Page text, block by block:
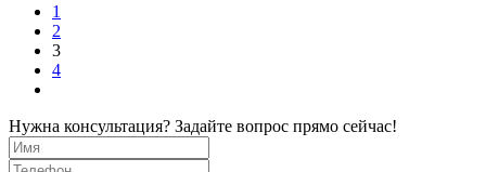
1
2
3
4
Нужна консультация? Задайте вопрос прямо сейчас!